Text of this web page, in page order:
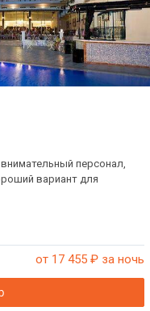
персонал,
вариант для
от 17 455 ₽ за ночь